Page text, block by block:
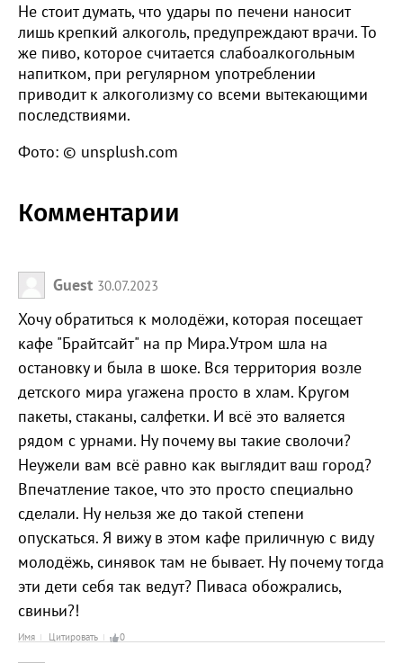
Не стоит думать, что удары по печени наносит
лишь крепкий алкоголь, предупреждают врачи. То
же пиво, которое считается слабоалкогольным
напитком, при регулярном употреблении
приводит к алкоголизму со всеми вытекающими
последствиями.
Фото: © unsplush.com
Комментарии
Guest 30.07.2023
Хочу обратиться к молодёжи, которая посещает
кафе "Брайтсайт" на пр Мира.Утром шла на
остановку и была в шоке. Вся территория возле
детского мира угажена просто в хлам. Кругом
пакеты, стаканы, салфетки. И всё это валяется
рядом с урнами. Ну почему вы такие сволочи?
Неужели вам всё равно как выглядит ваш город?
Впечатление такое, что это просто специально
сделали. Ну нельзя же до такой степени
опускаться. Я вижу в этом кафе приличную с виду
молодёжь, синявок там не бывает. Ну почему тогда
эти дети себя так ведут? Пиваса обожрались,
свиньи?!
Имя Цитировать 0